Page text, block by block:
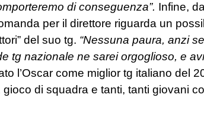
di conseguenza”. Infine,
per il direttore riguarda un
del suo tg. “Nessuna paura, anzi
tg nazionale ne sarei orgoglioso, e
l’Oscar come miglior tg italiano del
gioco di squadra e tanti, tanti giovani